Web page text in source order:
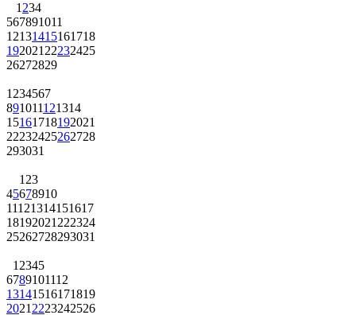
1 234
567891011
12131415161718
192021 22232425
26272829
1 234567
891011121314
15161718192021
22232425262728
293031
1 23
45678910
11121314151617
18192021 222324
25262728293031
1 2345
6789101112
13141516171819
2021 2223242526